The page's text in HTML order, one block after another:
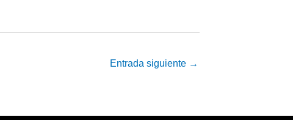
Entrada siguiente →